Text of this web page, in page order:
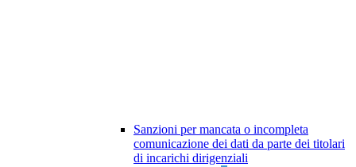
Sanzioni per mancata o incompleta
comunicazione dei dati da parte dei titolari
di incarichi dirigenziali